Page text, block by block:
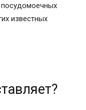
посудомоечных
известных